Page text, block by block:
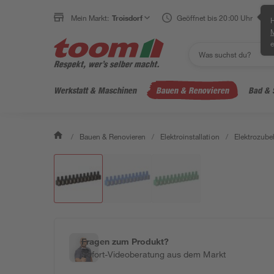
Mein Markt: Troisdorf Geöffnet bis 20:00 Uhr
Werkstatt & Maschinen Bauen & Renovieren Bad &
/ Bauen & Renovieren / Elektroinstallation /
Fragen zum Produkt?
Sofort-Videoberatung aus dem Markt